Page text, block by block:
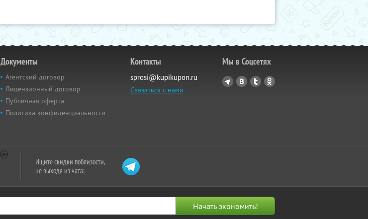
Документы
Агентский договор
Лицензионный договор
Публичная оферта
Политика конфиденциальности
Контакты
sprosi@kupikupon.ru
Связаться с нами
Мы в Соцсетях
Ищите скидки поблизости,
не выходя из чата: